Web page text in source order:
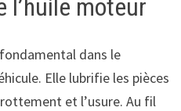
l’huile moteur
dans le
Elle lubrifie les pièces
et l’usure. Au fil